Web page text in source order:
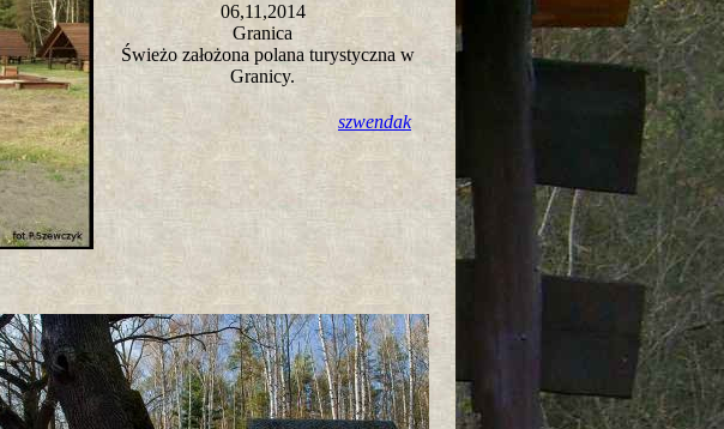
06,11,2014
Granica
Świeżo założona polana turystyczna w
Granicy.
szwendak